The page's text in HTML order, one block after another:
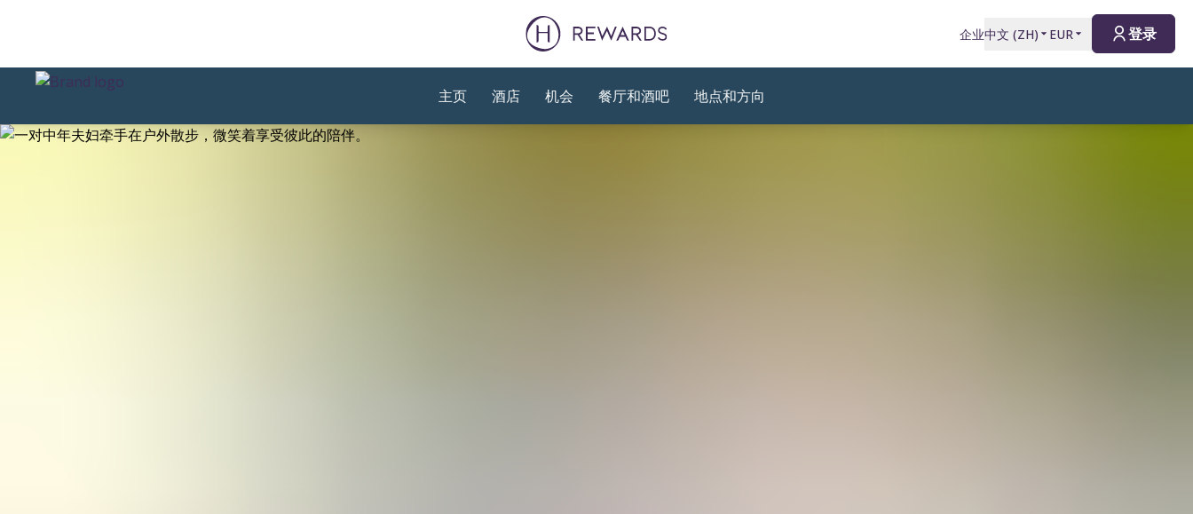
企业中文 (ZH) EUR 登录
主页 酒店 机会 餐厅和酒吧 地点和方向
幻灯片1 of1